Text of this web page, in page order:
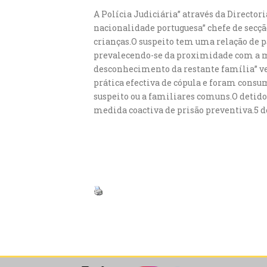
A Polícia Judiciária” através da
nacionalidade portuguesa” chefe de
crianças.O suspeito tem uma relação de
prevalecendo-se da proximidade com a
desconhecimento da restante família”
prática efectiva de cópula e foram
suspeito ou a familiares comuns.O
medida coactiva de prisão preventiva.5